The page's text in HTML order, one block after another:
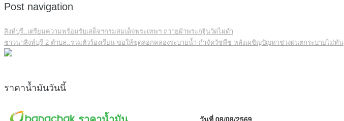
Post navigation
สิงห์บุรี..เตรียมความพร้อมรับเสด็จฯกรมสมเด็จพระเทพฯ ถวายผ้าพระกฐินวัดไผ่ดำ
ชาวนาสิงห์บุรี 2 ตำบล..รวมตัวร้องเรียน ขอให้ขุดลอกคลองระบายน้ำ-กำจัดวัชพืช หลังเผชิญปัญหาช่วงฝนตกระบายไม่ทัน
ราคาน้ำมันวันนี้